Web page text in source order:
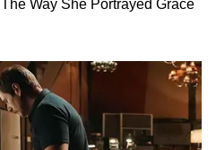
उद्योगों को वैश्विक
मजबूत पुल है। मैं औद्योगिक
से चर्चाओं को निर्णयों में,
और परियोजनाओं को समृद्धि
(एएनआई)